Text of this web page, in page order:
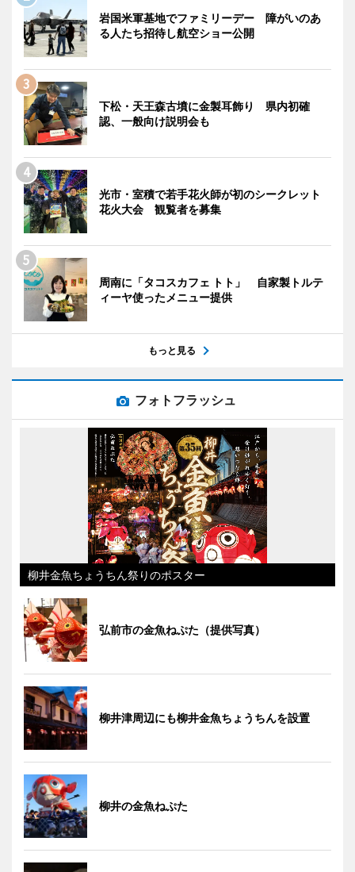
岩国米軍基地でファミリーデー 障がいのあ
る人たち招待し航空ショー公開
下松・天王森古墳に金製耳飾り 県内初確
認、一般向け説明会も
光市・室積で若手花火師が初のシークレット
花火大会 観覧者を募集
周南に「タコスカフェ トト」 自家製トルテ
ィーヤ使ったメニュー提供
もっと見る
フォトフラッシュ
柳井金魚ちょうちん祭りのポスター
弘前市の金魚ねぷた（提供写真）
柳井津周辺にも柳井金魚ちょうちんを設置
柳井の金魚ねぷた